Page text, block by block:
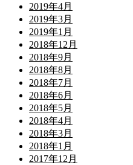
2019年4月
2019年3月
2019年1月
2018年12月
2018年9月
2018年8月
2018年7月
2018年6月
2018年5月
2018年4月
2018年3月
2018年1月
2017年12月